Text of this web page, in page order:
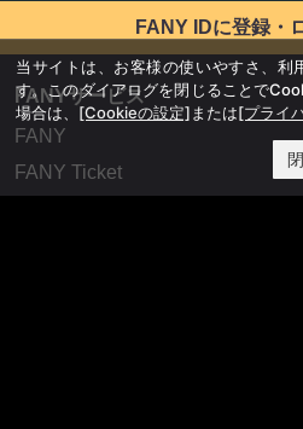
FANY IDに登録・
FANYサービス
FANY
FANY Ticket
当サイトは、お客様の使いやすさ、
す。このダイアログを閉じることで
場合は、 [Cookieの設定] または[プライ